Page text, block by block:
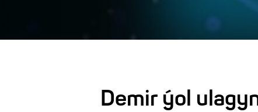
Demir ýol